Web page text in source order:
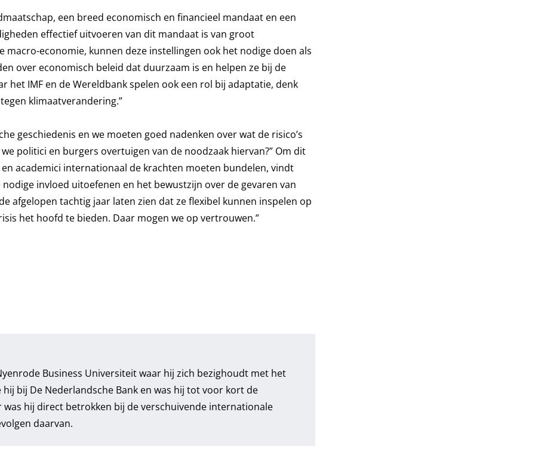
een breed economisch en financieel mandaat en een
effectief uitvoeren van dit mandaat is van groot
macro-economie, kunnen deze instellingen ook het nodige doen als
over economisch beleid dat duurzaam is en helpen ze bij de
het IMF en de Wereldbank spelen ook een rol bij adaptatie, denk
klimaatverandering.”
geschiedenis en we moeten goed nadenken over wat de risico’s
politici en burgers overtuigen van de noodzaak hiervan?” Om dit
academici internationaal de krachten moeten bundelen, vindt
invloed uitoefenen en het bewustzijn over de gevaren van
afgelopen tachtig jaar laten zien dat ze flexibel kunnen inspelen op
het hoofd te bieden. Daar mogen we op vertrouwen.”
Business Universiteit waar hij zich bezighoudt met het
bij De Nederlandsche Bank en was hij tot voor kort de
hij direct betrokken bij de verschuivende internationale
daarvan.